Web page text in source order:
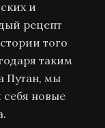
и
рецепт
того
таким
Путан, мы
новые